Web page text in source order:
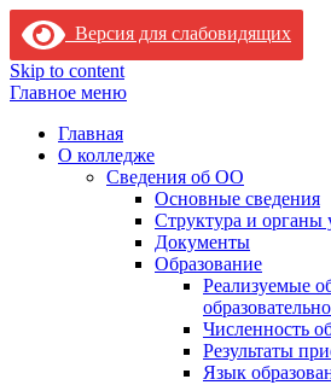
Версия для слабовидящих
Skip to content
Главное меню
Главная
О колледже
Сведения об ОО
Основные сведения
Структура и органы
Документы
Образование
Реализуемые
Численность
Результаты
Язык